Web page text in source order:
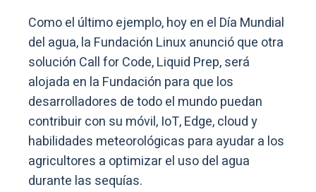
Como el último ejemplo, hoy en el Día Mundial
del agua, la Fundación Linux anunció que otra
solución Call for Code, Liquid Prep, será
alojada en la Fundación para que los
desarrolladores de todo el mundo puedan
contribuir con su móvil, IoT, Edge, cloud y
habilidades meteorológicas para ayudar a los
agricultores a optimizar el uso del agua
durante las sequías.